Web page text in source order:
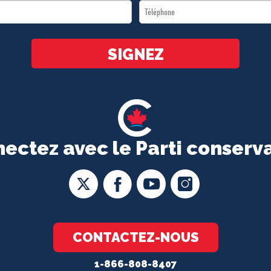
avec le Parti
CONTACTEZ-NOUS
1-866-808-8407
Téléphone
*
SIGNEZ